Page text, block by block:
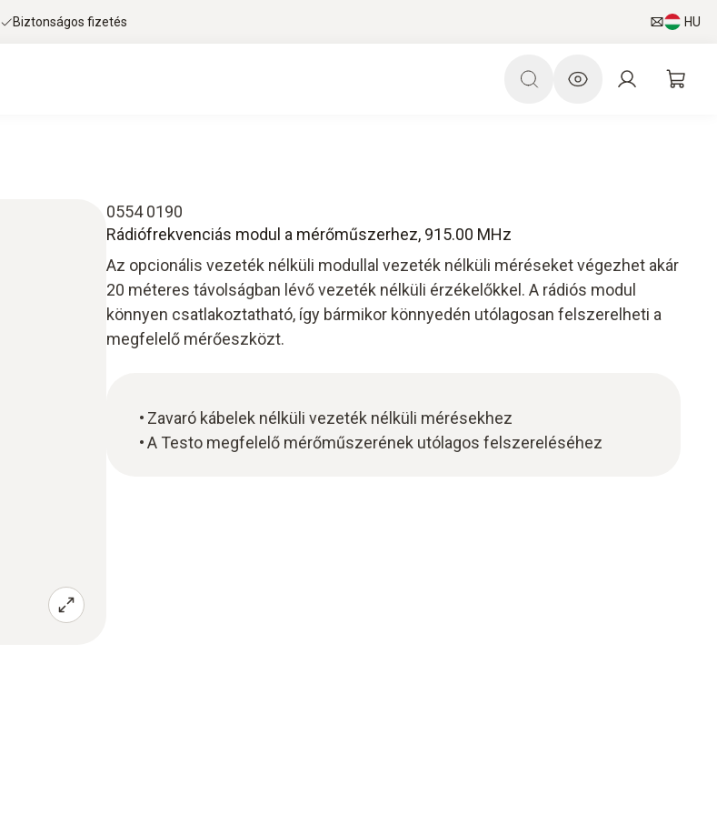
Biztonságos fizetés HU
0554 0190
Rádiófrekvenciás modul a mérőműszerhez, 915.00 MHz
Az opcionális vezeték nélküli modullal vezeték nélküli méréseket végezhet akár
20 méteres távolságban lévő vezeték nélküli érzékelőkkel. A rádiós modul
könnyen csatlakoztatható, így bármikor könnyedén utólagosan felszerelheti a
megfelelő mérőeszközt.
Zavaró kábelek nélküli vezeték nélküli mérésekhez
A Testo megfelelő mérőműszerének utólagos felszereléséhez